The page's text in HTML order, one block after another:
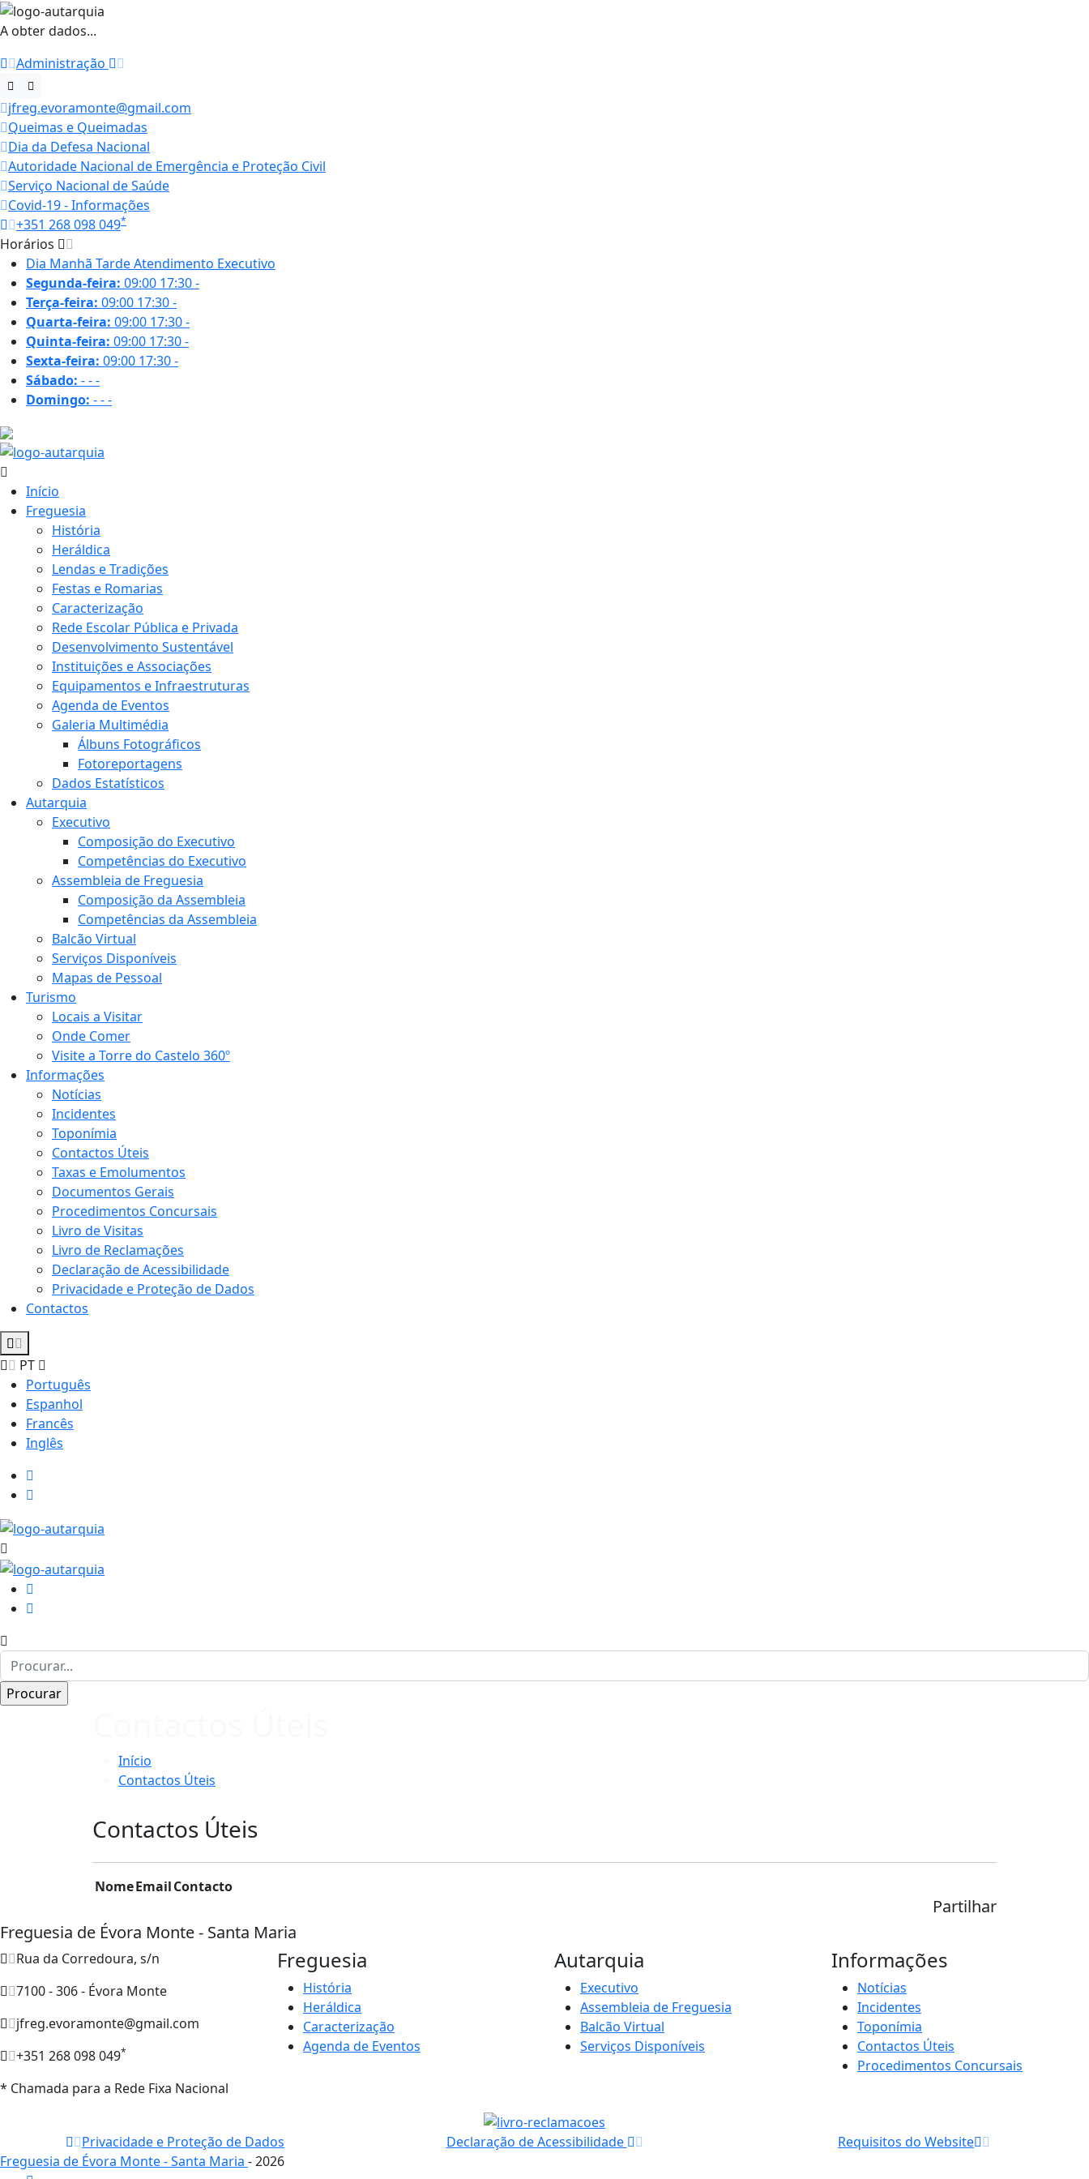
A obter dados...
Administração
jfreg.evoramonte@gmail.com
Queimas e Queimadas
Dia da Defesa Nacional
Autoridade Nacional de Emergência e Proteção Civil
Serviço Nacional de Saúde
Covid-19 - Informações
+351 268 098 049*
Horários
Dia Manhã TardeAtendimento Executivo
Segunda-feira: 09:00 17:30-
Terça-feira: 09:00 17:30-
Quarta-feira: 09:00 17:30-
Quinta-feira: 09:00 17:30-
Sexta-feira: 09:00 17:30-
Sábado: ---
Domingo: ---
Início
Freguesia
História
Heráldica
Lendas e Tradições
Festas e Romarias
Caracterização
Rede Escolar Pública e Privada
Desenvolvimento Sustentável
Instituições e Associações
Equipamentos e Infraestruturas
Agenda de Eventos
Galeria Multimédia
Álbuns Fotográficos
Fotoreportagens
Dados Estatísticos
Autarquia
Executivo
Composição do Executivo
Competências do Executivo
Assembleia de Freguesia
Composição da Assembleia
Competências da Assembleia
Balcão Virtual
Serviços Disponíveis
Mapas de Pessoal
Turismo
Locais a Visitar
Onde Comer
Visite a Torre do Castelo 360º
Informações
Notícias
Incidentes
Toponímia
Contactos Úteis
Taxas e Emolumentos
Documentos Gerais
Procedimentos Concursais
Livro de Visitas
Livro de Reclamações
Declaração de Acessibilidade
Privacidade e Proteção de Dados
Contactos
PT
Português
Espanhol
Francês
Inglês
Início
Contactos Úteis
Contactos Úteis
NomeEmailContacto
Partilhar
Freguesia de Évora Monte - Santa Maria
Rua da Corredoura, s/n
7100 - 306 - Évora Monte
jfreg.evoramonte@gmail.com
+351 268 098 049*
* Chamada para a Rede Fixa Nacional
Freguesia
História
Heráldica
Caracterização
Agenda de Eventos
Autarquia
Executivo
Assembleia de Freguesia
Balcão Virtual
Serviços Disponíveis
Informações
Notícias
Incidentes
Toponímia
Contactos Úteis
Procedimentos Concursais
Privacidade e Proteção de Dados Declaração de Acessibilidade
Requisitos do Website
Freguesia de Évora Monte - Santa Maria - 2026